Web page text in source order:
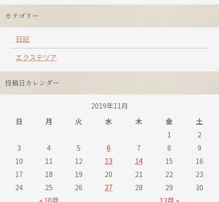
カテゴリー
日記
エクステリア
投稿日カレンダー
2019年11月
日
月 火 水 木 金 土
1
2
3
4 5 6 7 8
9
10
11 12 13 14 15
16
17
18 19 20 21 22
23
24
25 26 27 28 29 30